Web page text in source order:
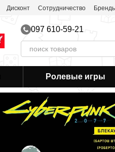
Дисконт Сотрудничество
097 610-59-21
Ролевые игры